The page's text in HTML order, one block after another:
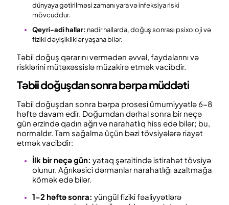
dünyaya gətirilməsi zamanı yara və infeksiya riski
mövcuddur.
Qeyri-adi hallar: nadir hallarda, doğuş sonrası psixoloji və
fiziki dəyişikliklər yaşana bilər.
Təbii doğuş qərarını vermədən əvvəl, faydalarını və
risklərini mütəxəssislə müzakirə etmək vacibdir.
Təbii doğuşdan sonra bərpa müddəti
Təbii doğuşdan sonra bərpa prosesi ümumiyyətlə 6-8
həftə davam edir. Doğumdan dərhal sonra bir neçə
gün ərzində qadın ağrı və narahatlıq hiss edə bilər; bu,
normaldır. Tam sağalma üçün bəzi tövsiyələrə riayət
etmək vacibdir:
İlk bir neçə gün: yataq şəraitində istirahət tövsiyə
olunur. Ağrıkəsici dərmanlar narahatlığı azaltmağa
kömək edə bilər.
1-2 həftə sonra: yüngül fiziki fəaliyyətlərə